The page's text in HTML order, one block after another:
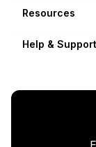
Resources
Help & Support